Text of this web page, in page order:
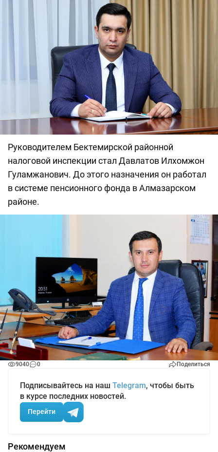
Руководителем Бектемирской районной
налоговой инспекции стал Давлатов Илхомжон
Гуламжанович. До этого назначения он работал
в системе пенсионного фонда в Алмазарском
районе.
9040 0 Поделиться
Подписывайтесь на наш Telegram, чтобы быть
в курсе последних новостей.
Перейти
Рекомендуем